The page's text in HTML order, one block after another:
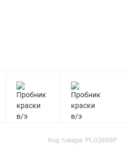
Код товара: PLG263SP